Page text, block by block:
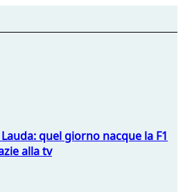
quel giorno nacque la F1
alla tv